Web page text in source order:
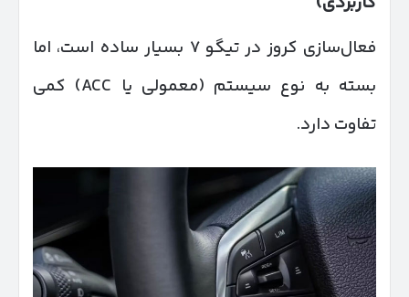
فعال‌سازی کروز در تیگو ۷ بسیار ساده است، اما
بسته به نوع سیستم (معمولی یا ACC) کمی
تفاوت دارد.